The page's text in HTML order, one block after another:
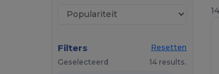
Filters
Resetten
Geselecteerd
14 results.